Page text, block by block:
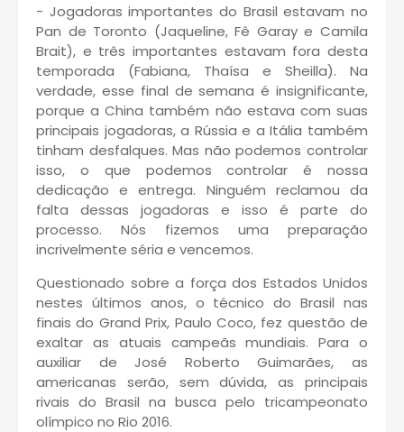
- Jogadoras importantes do Brasil estavam no
Pan de Toronto (Jaqueline, Fê Garay e Camila
Brait), e três importantes estavam fora desta
temporada (Fabiana, Thaísa e Sheilla). Na
verdade, esse final de semana é insignificante,
porque a China também não estava com suas
principais jogadoras, a Rússia e a Itália também
tinham desfalques. Mas não podemos controlar
isso, o que podemos controlar é nossa
dedicação e entrega. Ninguém reclamou da
falta dessas jogadoras e isso é parte do
processo. Nós fizemos uma preparação
incrivelmente séria e vencemos.
Questionado sobre a força dos Estados Unidos
nestes últimos anos, o técnico do Brasil nas
finais do Grand Prix, Paulo Coco, fez questão de
exaltar as atuais campeãs mundiais. Para o
auxiliar de José Roberto Guimarães, as
americanas serão, sem dúvida, as principais
rivais do Brasil na busca pelo tricampeonato
olímpico no Rio 2016.